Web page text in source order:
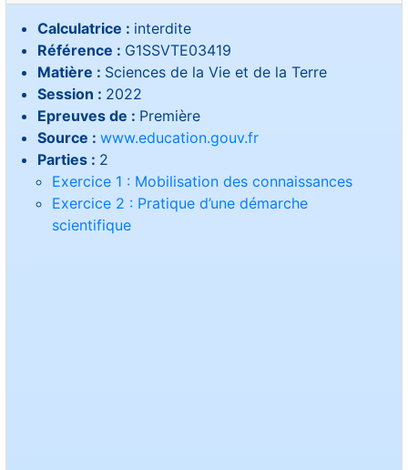
Calculatrice : interdite
Référence : G1SSVTE03419
Matière : Sciences de la Vie et de la Terre
Session : 2022
Epreuves de : Première
Source : www.education.gouv.fr
Parties : 2
Exercice 1 : Mobilisation des connaissances
Exercice 2 : Pratique d’une démarche
scientifique